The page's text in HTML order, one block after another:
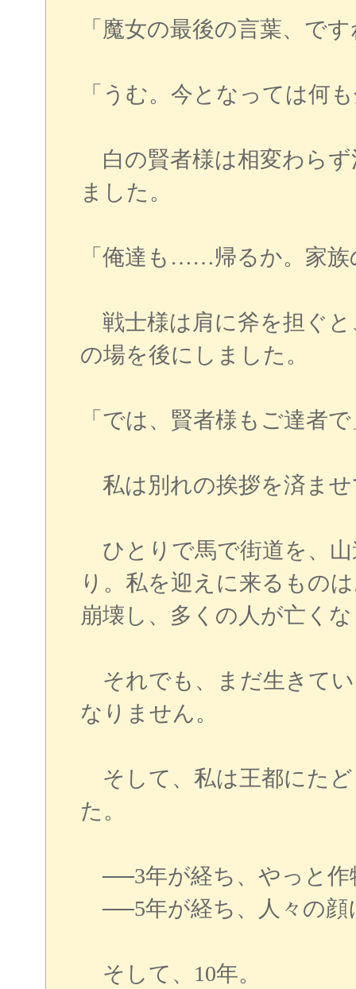
「魔女の最後の言葉、で
「うむ。今となっては何
白の賢者様は相変わら
ました。
「俺達も……帰るか。家
戦士様は肩に斧を担ぐ
の場を後にしました。
「では、賢者様もご達者
私は別れの挨拶を済ま
ひとりで馬で街道を、
り。私を迎えに来るもの
崩壊し、多くの人が亡く
それでも、まだ生きて
なりません。
そして、私は王都にた
た。
──3年が経ち、やっと作
──5年が経ち、人々の顔
そして、10年。